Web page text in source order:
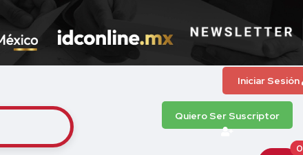
Iniciar Sesión
Quiero Ser Suscriptor
0